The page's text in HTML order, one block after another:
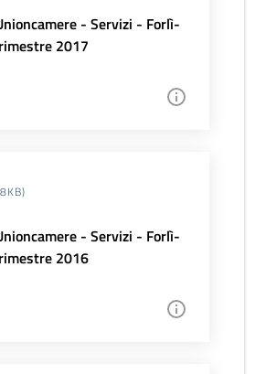
- Servizi - Forlì-
2017
- Servizi - Forlì-
2016